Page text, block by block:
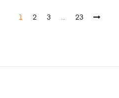
1 2 3 … 23